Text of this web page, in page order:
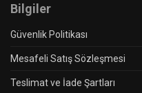
Bilgiler
Güvenlik Politikası
Mesafeli Satış Sözleşmesi
Teslimat ve İade Şartları